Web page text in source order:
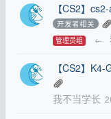
【CS2】
开发者相关
管理员组 ←
【CS2】
我不当学长